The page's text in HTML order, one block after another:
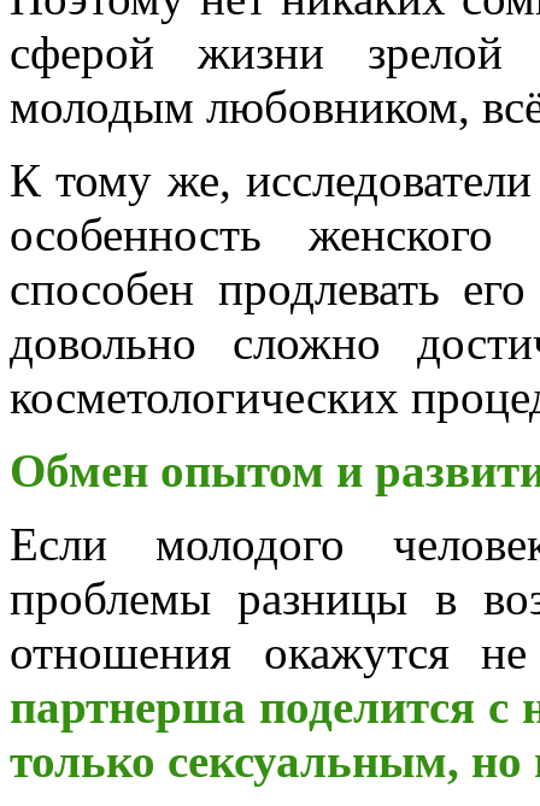
сферой жизни
молодым любовником,
К тому же,
особенность
способен продлевать
довольно сложно
косметологических
Обмен опытом и
Если молодого
проблемы разницы в
отношения окажутся
партнерша поделится
только сексуальным,